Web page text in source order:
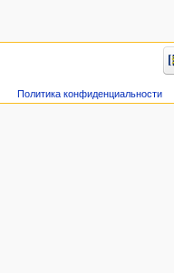
Политика конфиденциальности